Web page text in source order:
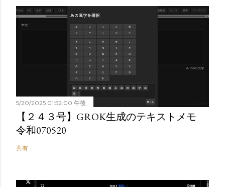
5/20/2025 01:52:00 午後
【２４３号】GROK生成のテキストメモ
令和070520
共有